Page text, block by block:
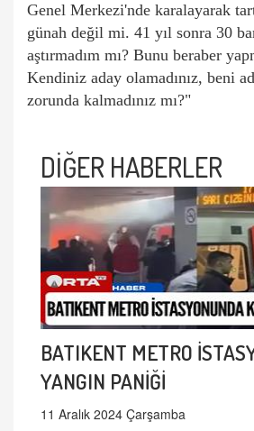
Genel Merkezi'nde karalayarak
günah değil mi. 41 yıl sonra 30
aştırmadım mı? Bunu beraber
Kendiniz aday olamadınız, beni
zorunda kalmadınız mı?"
DİĞER HABERLER
BATIKENT METRO
YANGIN PANİĞİ
11 Aralık 2024 Çarşamba